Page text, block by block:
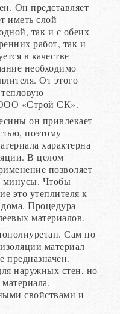
Он представляет
иметь слой
так и с обеих
работ, так и
в качестве
необходимо
От этого
«Строй СК».
он привлекает
поэтому
характерна
В целом
позволяет
минусы. Чтобы
это утеплителя к
Процедура
материалов.
Сам по
материал
предназначен.
наружных стен, но
свойствами и